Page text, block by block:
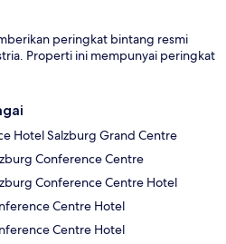
peringkat bintang resmi
Properti ini mempunyai peringkat
Hotel Salzburg Grand Centre
Conference Centre
Conference Centre Hotel
Centre Hotel
Centre Hotel